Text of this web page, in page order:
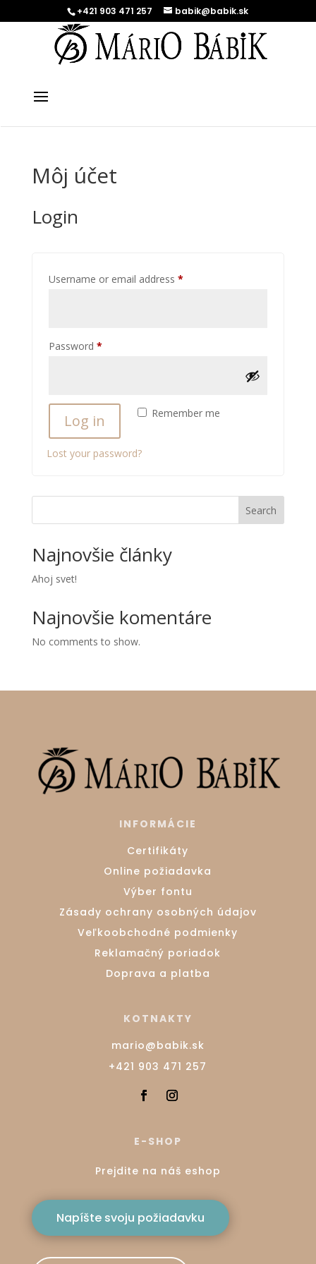
+421 903 471 257 babik@babik.sk
Môj účet
Login
Username or email address *Required
Password *Required
Remember me
Log in
Lost your password?
Search
Najnovšie články
Ahoj svet!
Najnovšie komentáre
No comments to show.
INFORMÁCIE
Certifikáty
Online požiadavka
Výber fontu
Zásady ochrany osobných údajov
Veľkoobchodné podmienky
Reklamačný poriadok
Doprava a platba
KOTNAKTY
mario@babik.sk
+421 903 471 257
E-SHOP
Prejdite na náš eshop
Napíšte svoju požiadavku